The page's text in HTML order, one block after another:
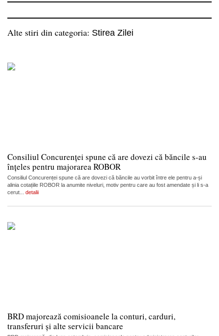
Alte stiri din categoria: Stirea Zilei
Consiliul Concurenței spune că are dovezi că băncile s-au
înțeles pentru majorarea ROBOR
Consiliul Concurenței spune că are dovezi că băncile au vorbit între ele pentru a-și
alinia cotațiile ROBOR la anumite niveluri, motiv pentru care au fost amendate și li s-a
cerut... detalii
BRD majorează comisioanele la conturi, carduri,
transferuri și alte servicii bancare